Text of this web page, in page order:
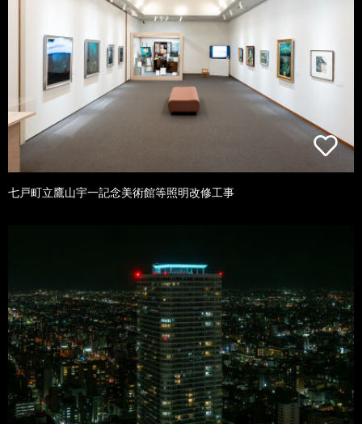
七戸町立鷹山宇一記念美術館等照明改修工事